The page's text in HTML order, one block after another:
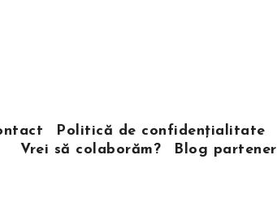
Politică de confidențialitate
Vrei să colaborăm?
Blog partener